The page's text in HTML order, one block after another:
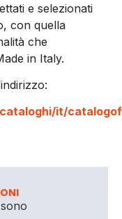
e selezionati
con quella
che
in Italy.
it/
sono